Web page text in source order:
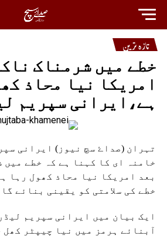
تازہ ترین
خطے میں شرمناک
امریکا نیا محاذ
ہے،ایرانی سپریم
تہران (صداۓ سچ نیوز) ایرانی
خامنہ ای کا کہنا ہے کہ خطے میں
بعد امریکا نیا محاذ کھول رہا
خطے کی سلامتی کو یقینی بنائے گا۔
ایک بیان میں ایرانی سپریم
آبنائے ہرمز میں نیا چیپٹر کھل